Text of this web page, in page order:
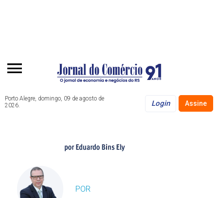
Porto Alegre, domingo, 09 de agosto de
2026.
Login Assine
POR